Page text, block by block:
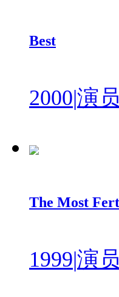
Best
2000|演
The Most
1999|演